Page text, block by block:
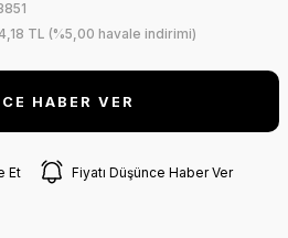
TL (%5,00 havale indirimi)
HABER VER
Et Fiyatı Düşünce Haber Ver